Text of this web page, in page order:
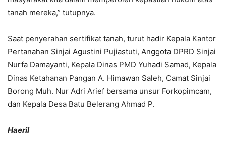
tanah mereka,” tutupnya.
Saat penyerahan sertifikat tanah, turut hadir Kepala Kantor
Pertanahan Sinjai Agustini Pujiastuti, Anggota DPRD Sinjai
Nurfa Damayanti, Kepala Dinas PMD Yuhadi Samad, Kepala
Dinas Ketahanan Pangan A. Himawan Saleh, Camat Sinjai
Borong Muh. Nur Adri Arief bersama unsur Forkopimcam,
dan Kepala Desa Batu Belerang Ahmad P.
Haeril